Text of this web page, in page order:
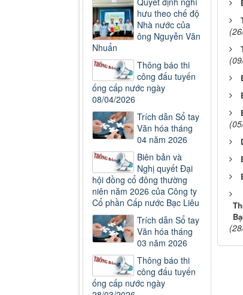
hưu theo chế độ
Nhà nước của
ông Nguyễn Văn
Nhuẩn
Thông báo thi
công đấu tuyến
ống cấp nước ngày
08/04/2026
Trích dẫn Sổ tay
Văn hóa tháng
04 năm 2026
Biên bản và
Nghị quyết Đại
hội đồng cổ đông thường
niên năm 2026 của Công ty
Cổ phần Cấp nước Bạc Liêu
Trích dẫn Sổ tay
Văn hóa tháng
03 năm 2026
Thông báo thi
công đấu tuyến
ống cấp nước ngày